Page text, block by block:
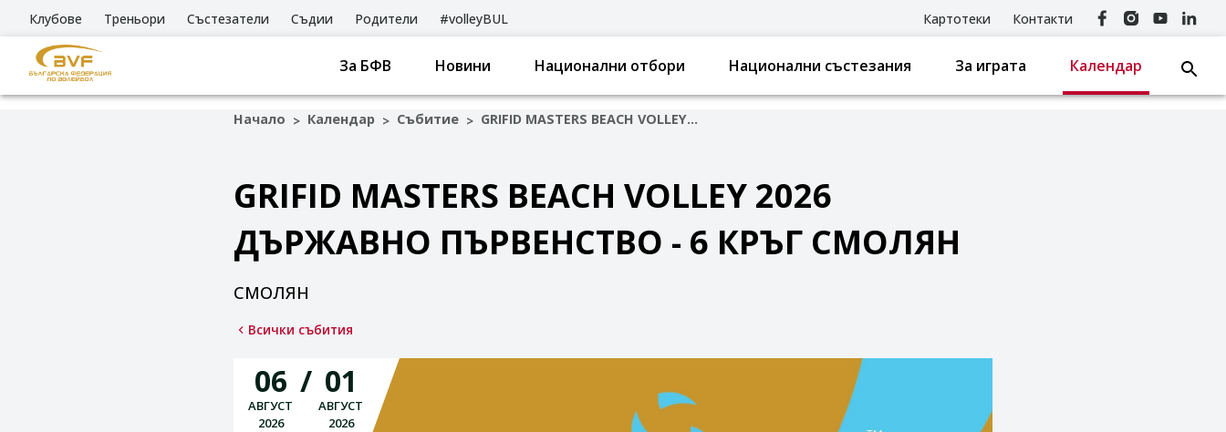
Клубове Треньори Състезатели Съдии Родители #volleyBUL Картотеки Контакти
За БФВ Новини Национални отбори Национални състезания За играта Календар
Начало > Календар > Събитие > GRIFID MASTERS BEACH VOLLEY 2026 ДЪРЖАВНО ПЪРВЕНСТВО - 6 КРЪГ СМОЛЯН
GRIFID MASTERS BEACH VOLLEY 2026
ДЪРЖАВНО ПЪРВЕНСТВО - 6 КРЪГ СМОЛЯН
СМОЛЯН
Всички събития
06
АВГУСТ
2026
01
АВГУСТ
2026